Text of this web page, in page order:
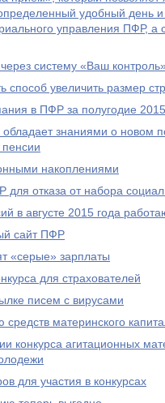
удобный день
управления ПФР,
систему «Ваш
способ увеличить размер
в ПФР за полугодие
обладает знаниями о новом
накоплениями
отказа от набора
в августе 2015 года
сайт ПФР
«серые» зарплаты
для страхователей
писем с вирусами
материнского
конкурса агитационных
для участия в конкурсах